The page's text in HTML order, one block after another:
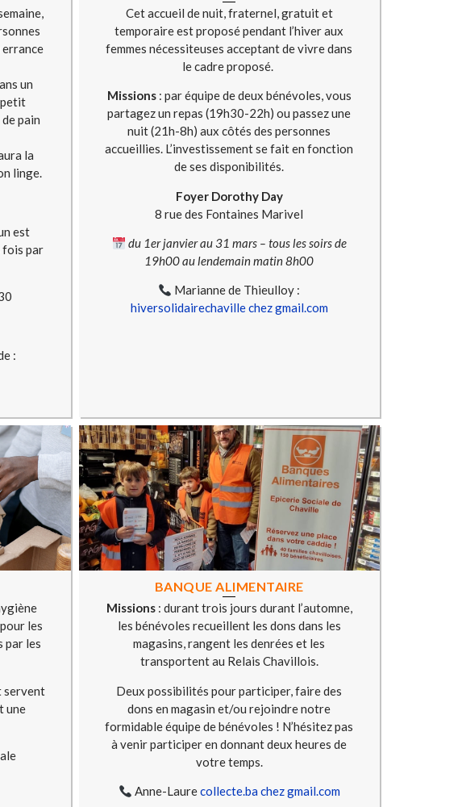
errance
un
petit
pain
la
linge.
est
fois par
:
Cet accueil de nuit, fraternel, gratuit et
temporaire est proposé pendant l’hiver aux
femmes nécessiteuses acceptant de vivre dans
le cadre proposé.
Missions: par équipe de deux bénévoles, vous
partagez un repas (19h30-22h) ou passez une
nuit (21h-8h) aux côtés des personnes
accueillies. L’investissement se fait en fonction
de ses disponibilités.
Foyer Dorothy Day
8 rue des Fontaines Marivel
du 1er janvier au 31 mars – tous les soirs de
19h00 au lendemain matin 8h00
Marianne de Thieulloy :
hiversolidairechaville chez gmail.com
les
par les
servent
une
BANQUE ALIMENTAIRE
Missions: durant trois jours durant l’automne,
les bénévoles recueillent les dons dans les
magasins, rangent les denrées et les
transportent au Relais Chavillois.
Deux possibilités pour participer, faire des
dons en magasin et/ou rejoindre notre
formidable équipe de bénévoles ! N’hésitez pas
à venir participer en donnant deux heures de
votre temps.
Anne-Laurecollecte.ba chez gmail.com